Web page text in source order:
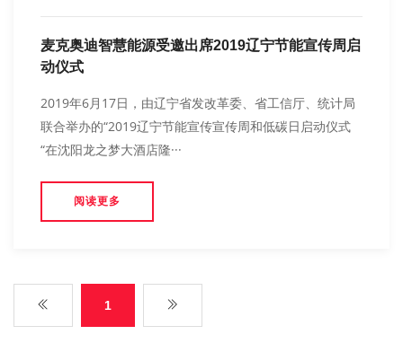
麦克奥迪智慧能源受邀出席2019辽宁节能宣传周启
动仪式
2019年6月17日，由辽宁省发改革委、省工信厅、统计局
联合举办的“2019辽宁节能宣传宣传周和低碳日启动仪式
“在沈阳龙之梦大酒店隆···
阅读更多
1